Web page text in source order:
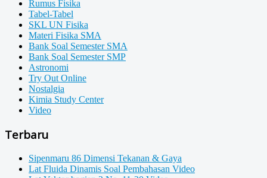
Rumus Fisika
Tabel-Tabel
SKL UN Fisika
Materi Fisika SMA
Bank Soal Semester SMA
Bank Soal Semester SMP
Astronomi
Try Out Online
Nostalgia
Kimia Study Center
Video
Terbaru
Sipenmaru 86 Dimensi Tekanan & Gaya
Lat Fluida Dinamis Soal Pembahasan Video